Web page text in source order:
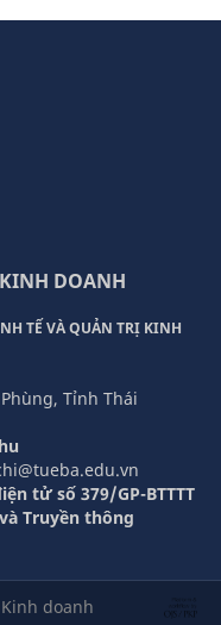
DOANH
TẾ VÀ QUẢN TRỊ KINH
Tỉnh Thái
tử số 379/GP-BTTTT
Truyền thông
doanh